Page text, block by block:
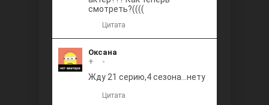
смотреть?((((
Цитата
Оксана
+
-
Жду 21 серию,4 сезона...нету
Цитата